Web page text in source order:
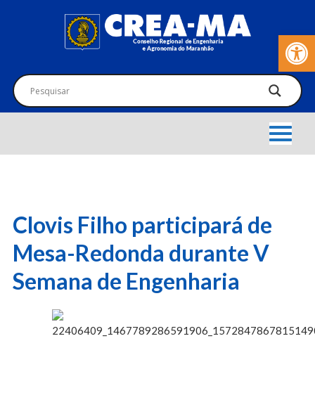
Barra de
Clovis Filho participará de
Mesa-Redonda durante V
Semana de Engenharia